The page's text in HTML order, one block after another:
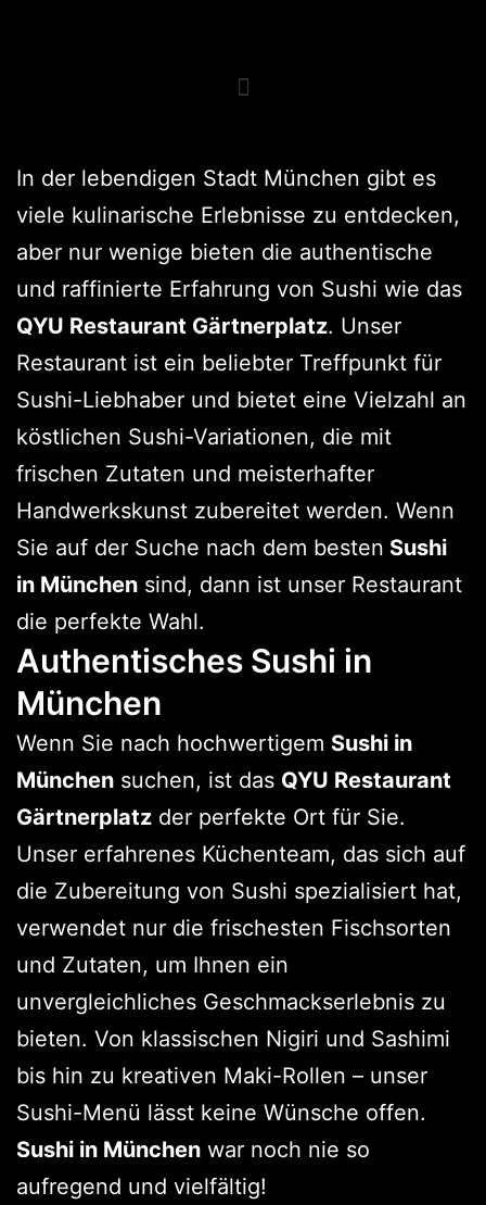
In der lebendigen Stadt München gibt es
viele kulinarische Erlebnisse zu entdecken,
aber nur wenige bieten die authentische
und raffinierte Erfahrung von Sushi wie das
QYU Restaurant Gärtnerplatz. Unser
Restaurant ist ein beliebter Treffpunkt für
Sushi-Liebhaber und bietet eine Vielzahl an
köstlichen Sushi-Variationen, die mit
frischen Zutaten und meisterhafter
Handwerkskunst zubereitet werden. Wenn
Sie auf der Suche nach dem besten Sushi
in München sind, dann ist unser Restaurant
die perfekte Wahl.
Authentisches Sushi in
München
Wenn Sie nach hochwertigem Sushi in
München suchen, ist das QYU Restaurant
Gärtnerplatz der perfekte Ort für Sie.
Unser erfahrenes Küchenteam, das sich auf
die Zubereitung von Sushi spezialisiert hat,
verwendet nur die frischesten Fischsorten
und Zutaten, um Ihnen ein
unvergleichliches Geschmackserlebnis zu
bieten. Von klassischen Nigiri und Sashimi
bis hin zu kreativen Maki-Rollen – unser
Sushi-Menü lässt keine Wünsche offen.
Sushi in München war noch nie so
aufregend und vielfältig!